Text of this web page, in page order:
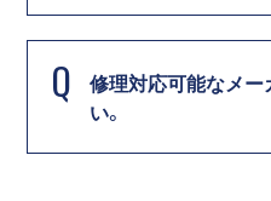
Q
修理対応可能なメ
い。